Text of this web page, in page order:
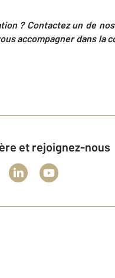
? Contactez un de
accompagner dans
et rejoignez-nous